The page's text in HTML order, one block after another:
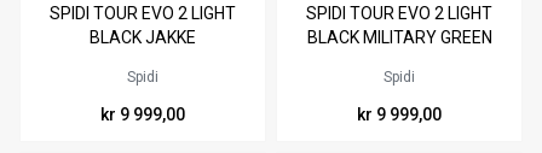
Egenskaper
L XL XXL
SPIDI TOUR EVO 2 LIGHT
BLACK JAKKE
Spidi
kr 9 999,00
M L XL XXL
3XL
SPIDI TOUR EVO 2 LIGHT
BLACK MILITARY GREEN
Spidi
kr 9 999,00